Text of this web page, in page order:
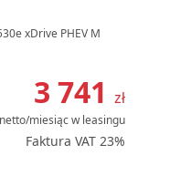
3 741 zł
netto/miesiącw leasingu
Faktura VAT 23%